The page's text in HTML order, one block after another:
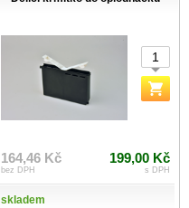
164,46 Kč
bez DPH
199,00 Kč
s DPH
skladem